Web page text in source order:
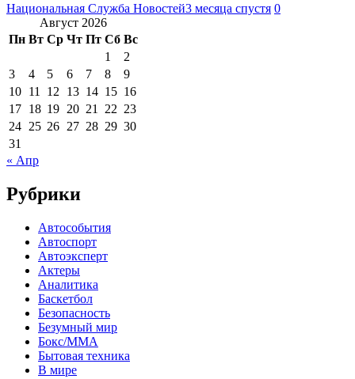
Национальная Служба Новостей3 месяца спустя 0
Август 2026
Пн Вт Ср Чт Пт Сб Вс
1
2
3
4 5 6 7 8
9
10 11 12 13 14 15 16
17 18 19 20 21 22 23
24 25 26 27 28 29 30
31
« Апр
Рубрики
Автособытия
Автоспорт
Автоэксперт
Актеры
Аналитика
Баскетбол
Безопасность
Безумный мир
Бокс/MMA
Бытовая техника
В мире